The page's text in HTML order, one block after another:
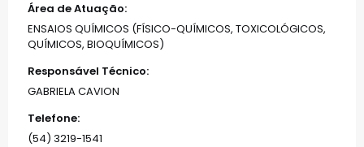
Área de Atuação:
ENSAIOS QUÍMICOS (FÍSICO-QUÍMICOS, TOXICOLÓGICOS,
QUÍMICOS, BIOQUÍMICOS)
Responsável Técnico:
GABRIELA CAVION
Telefone:
(54) 3219-1541